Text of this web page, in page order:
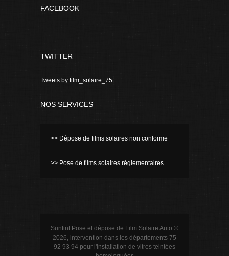
FACEBOOK
TWITTER
Tweets by film_solaire_75
NOS SERVICES
>> Dépose de films solaires non conforme
>> Pose de films solaires réglementaires
Suntint Pose et dépose de Film Solaire Auto ©
2026, intervention dans les départements 75
92 93 94 pour l'installation de vitres teintées